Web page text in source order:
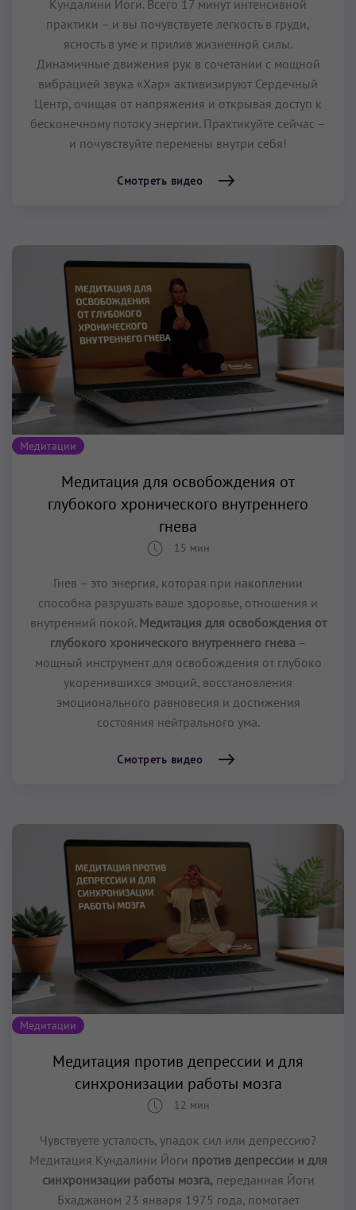
Кундалини Йоги. Всего 17 минут интенсивной
практики – и вы почувствуете легкость в груди,
ясность в уме и прилив жизненной силы.
Динамичные движения рук в сочетании с мощной
вибрацией звука «Хар» активизируют Сердечный
Центр, очищая от напряжения и открывая доступ к
бесконечному потоку энергии. Практикуйте сейчас –
и почувствуйте перемены внутри себя!
Смотреть видео
Медитации
Медитация для освобождения от
глубокого хронического внутреннего
гнева
15 мин
Гнев – это энергия, которая при накоплении
способна разрушать ваше здоровье, отношения и
внутренний покой. Медитация для освобождения от
глубокого хронического внутреннего гнева–
мощный инструмент для освобождения от глубоко
укоренившихся эмоций, восстановления
эмоционального равновесия и достижения
состояния нейтрального ума.
Смотреть видео
Медитации
Медитация против депрессии и для
синхронизации работы мозга
12 мин
Чувствуете усталость, упадок сил или депрессию?
Медитация Кундалини Йоги против депрессии и для
синхронизации работы мозга, переданная Йоги
Бхаджаном 23 января 1975 года, помогает